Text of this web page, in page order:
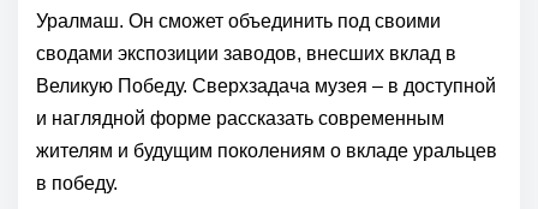
Уралмаш. Он сможет объединить под своими
сводами экспозиции заводов, внесших вклад в
Великую Победу. Сверхзадача музея – в доступной
и наглядной форме рассказать современным
жителям и будущим поколениям о вкладе уральцев
в победу.